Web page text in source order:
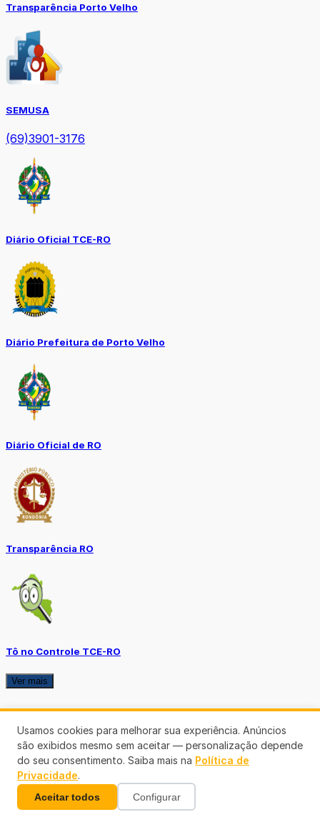
Transparência Porto Velho
SEMUSA
(69)3901-3176
Diário Oficial TCE-RO
Diário Prefeitura de Porto Velho
Diário Oficial de RO
Transparência RO
Tô no Controle TCE-RO
Ver mais
Usamos cookies para melhorar sua experiência. Anúncios
são exibidos mesmo sem aceitar — personalização depende
do seu consentimento. Saiba mais na Política de
Privacidade.
Aceitar todos Configurar